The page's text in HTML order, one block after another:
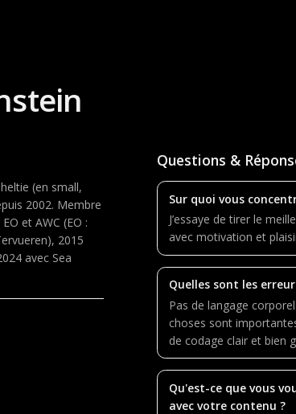
(en small,
2002. Membre
et AWC (EO :
2015
avec Sea
Questions &
Sur quoi vous
J’essaye de tirer le
avec motivation et
Quelles sont les
Pas de langage
choses sont
de codage clair et bien
Qu'est-ce que vous
avec votre contenu ?